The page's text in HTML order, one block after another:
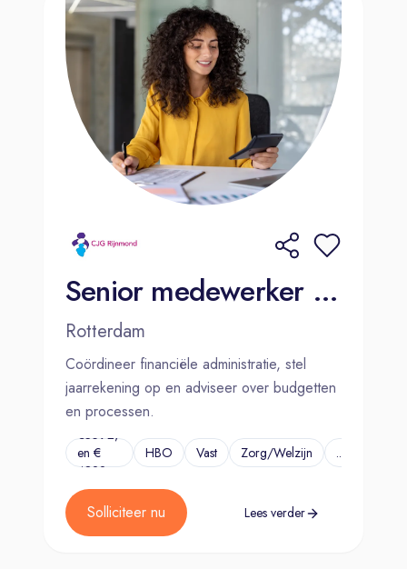
Senior medewerker Financiën /Financial controller
Rotterdam
Coördineer financiële administratie, stel
jaarrekening op en adviseer over budgetten
en processen.
€3592,-
en €
4822,-
HBO Vast Zorg/Welzijn ...
Solliciteer nu Lees verder